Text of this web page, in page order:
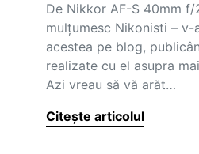
De Nikkor AF-S 40mm f/
mulțumesc Nikonisti –
acestea pe blog,
realizate cu el asupra
Azi vreau să vă arăt…
Citește articolul